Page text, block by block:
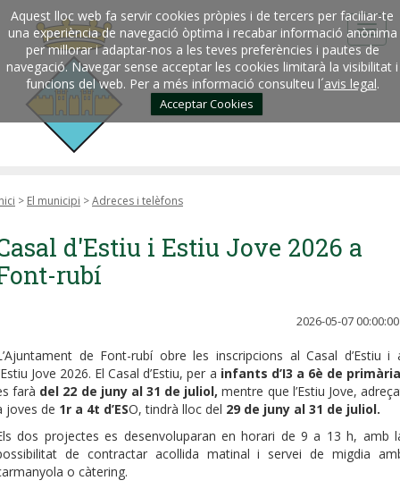
Aquest lloc web fa servir cookies pròpies i de tercers per faciliar-te
una experiència de navegació òptima i recabar informació anònima
per millorar i adaptar-nos a les teves preferències i pautes de
navegació. Navegar sense acceptar les cookies limitarà la visibilitat i
funcions del web. Per a més informació consulteu l´avis legal.
Acceptar Cookies
> El municipi >Adreces i telèfons
d'Estiu i Estiu Jove 2026 a
rubí
2026-05-07 00:00:00
de Font-rubí obre les inscripcions al Casal d’Estiu i
Jove 2026. El Casal d’Estiu, per a infants d’I3 a 6è de
farà del 22 de juny al 31 de juliol, mentre que l’Estiu Jove,
joves de 1r a 4t d’ESO, tindrà lloc del 29 de juny al 31 de juliol.
dos projectes es desenvoluparan en horari de 9 a 13 h, amb
de contractar acollida matinal i servei de migdia
o càtering.